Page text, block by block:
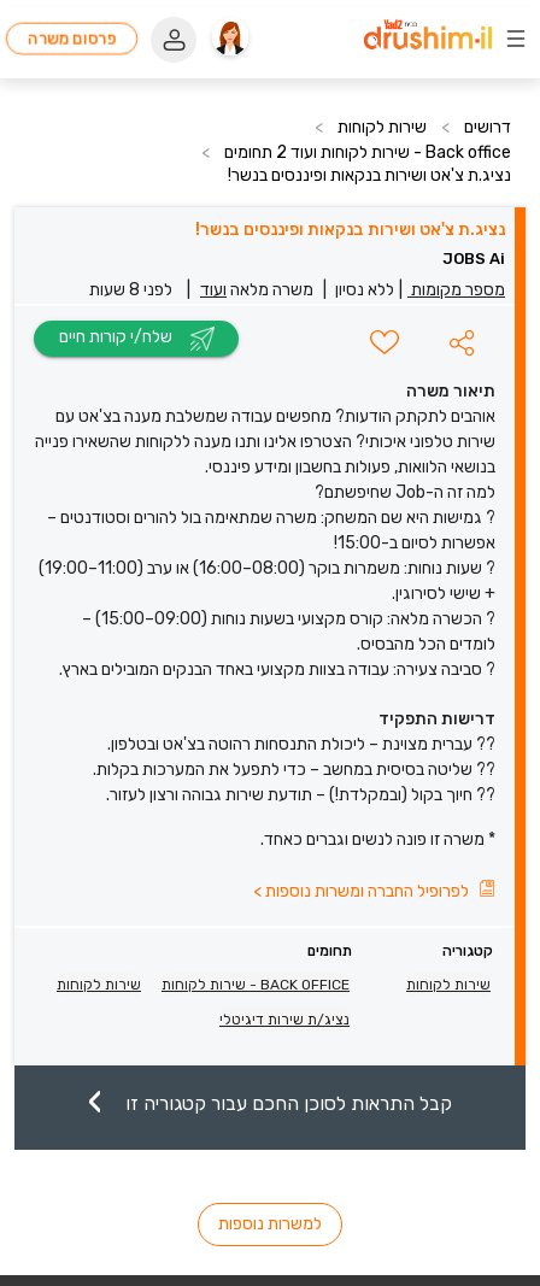
פרסום משרה
דרושים > שירות לקוחות
>
Back office - שירות לקוחות ועוד 2 תחומים
>
נציג.ת צ'אט ושירות בנקאות ופיננסים בנשר!
נציג.ת צ'אט ושירות בנקאות ופיננסים בנשר!
JOBS Ai
מספר מקומות ללא נסיון משרה מלאה ועוד לפני 8 שעות
תיאור משרה
אוהבים לתקתק הודעות? מחפשים עבודה שמשלבת מענה בצ'אט עם
שירות טלפוני איכותי? הצטרפו אלינו ותנו מענה ללקוחות שהשאירו פנייה
בנושאי הלוואות, פעולות בחשבון ומידע פיננסי.
למה זה ה-Job שחיפשתם?
? גמישות היא שם המשחק: משרה שמתאימה בול להורים וסטודנטים –
אפשרות לסיום ב-15:00!
? שעות נוחות: משמרות בוקר (08:00–16:00) או ערב (11:00–19:00)
+ שישי לסירוגין.
? הכשרה מלאה: קורס מקצועי בשעות נוחות (09:00–15:00) –
לומדים הכל מהבסיס.
? סביבה צעירה: עבודה בצוות מקצועי באחד הבנקים המובילים בארץ.
דרישות התפקיד
?? עברית מצוינת – ליכולת התנסחות רהוטה בצ'אט ובטלפון.
?? שליטה בסיסית במחשב – כדי לתפעל את המערכות בקלות.
?? חיוך בקול (ובמקלדת!) – תודעת שירות גבוהה ורצון לעזור.
* משרה זו פונה לנשים וגברים כאחד.
לפרופיל החברה ומשרות נוספות>
קטגוריה
תחומים
שירות לקוחות
BACK OFFICE - שירות לקוחות שירות לקוחות
נציג/ת שירות דיגיטלי
קבל התראות לסוכן החכם עבור קטגוריה זו
למשרות נוספות